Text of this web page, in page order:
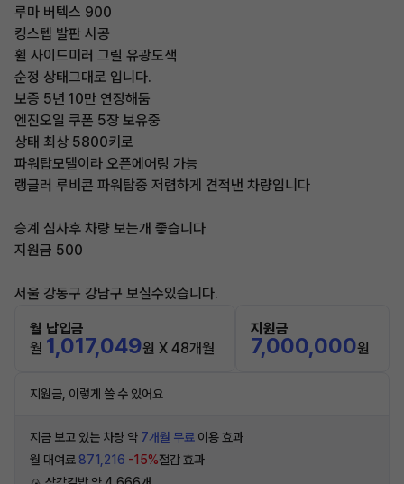
루마 버텍스 900
킹스텝 발판 시공
휠 사이드미러 그릴 유광도색
순정 상태그대로 입니다.
보증 5년 10만 연장해둠
엔진오일 쿠폰 5장 보유중
상태 최상 5800키로
파워탑모델이라 오픈에어링 가능
랭글러 루비콘 파워탑중 저렴하게 견적낸 차량입니다
승계 심사후 차량 보는개 좋습니다
지원금 500
서울 강동구 강남구 보실수있습니다.
월 납입금
월 1,017,049원 X 48개월
지원금
7,000,000원
지원금, 이렇게 쓸 수 있어요
지금 보고 있는 차량 약 7개월 무료 이용 효과
월 대여료 871,216 -15%절감 효과